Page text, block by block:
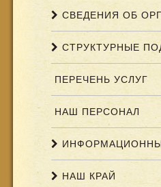
СВЕДЕНИЯ ОБ
СТРУКТУРНЫЕ
ПЕРЕЧЕНЬ УСЛУГ
НАШ ПЕРСОНАЛ
НАШ КРАЙ